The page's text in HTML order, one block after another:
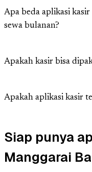
Apa beda aplikasi
sewa bulanan?
Apakah kasir bisa
Apakah aplikasi kasir
Siap punya
Manggarai